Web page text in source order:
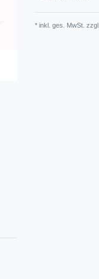
* inkl. ges. MwSt. zzgl.